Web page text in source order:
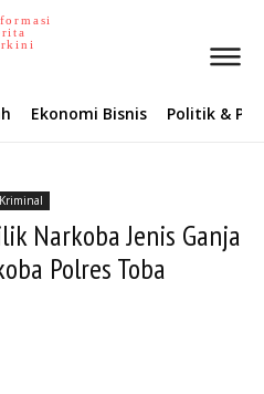
Ekonomi Bisnis Politik &
Narkoba Jenis Ganja
Polres Toba